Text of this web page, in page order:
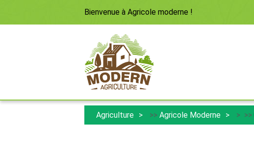
Bienvenue à Agricole moderne !
Agriculture >> Agricole Moderne > >>